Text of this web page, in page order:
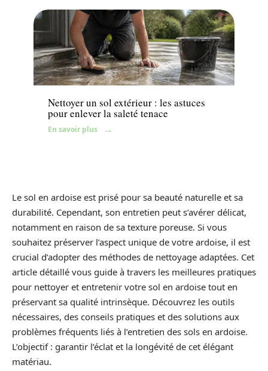
Maison
Nettoyer un sol extérieur : les astuces
pour enlever la saleté tenace
En savoir plus
Le sol en ardoise est prisé pour sa beauté naturelle et sa
durabilité. Cependant, son entretien peut s’avérer délicat,
notamment en raison de sa texture poreuse. Si vous
souhaitez préserver l’aspect unique de votre ardoise, il est
crucial d’adopter des méthodes de nettoyage adaptées. Cet
article détaillé vous guide à travers les meilleures pratiques
pour nettoyer et entretenir votre sol en ardoise tout en
préservant sa qualité intrinsèque. Découvrez les outils
nécessaires, des conseils pratiques et des solutions aux
problèmes fréquents liés à l’entretien des sols en ardoise.
L’objectif : garantir l’éclat et la longévité de cet élégant
matériau.